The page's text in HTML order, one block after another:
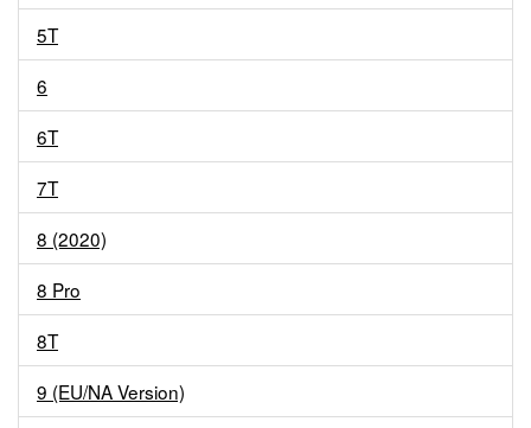
5T
6
6T
7T
8 (2020)
8 Pro
8T
9 (EU/NA Version)